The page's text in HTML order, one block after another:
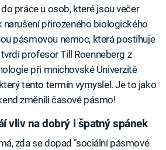
práce u osob, které jsou večer
narušení přirozeného biologického
pásmovou nemoc, která postihuje
profesor Till Roenneberg z
při mnichovské Univerzitě
tento termín vymyslel. Je to jako
změnili časové pásmo!
vliv na dobrý i špatný spánek
zda se dopad "sociální pásmové